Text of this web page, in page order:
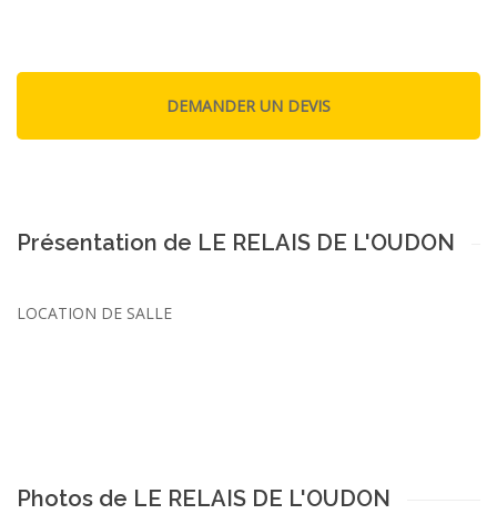
Présentation de LE RELAIS DE L'OUDON
LOCATION DE SALLE
Photos de LE RELAIS DE L'OUDON